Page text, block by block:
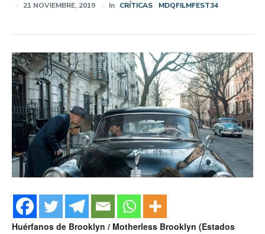
21 NOVIEMBRE, 2019 In CRÍTICAS MDQFILMFEST34
Huérfanos de Brooklyn / Motherless Brooklyn (Estados